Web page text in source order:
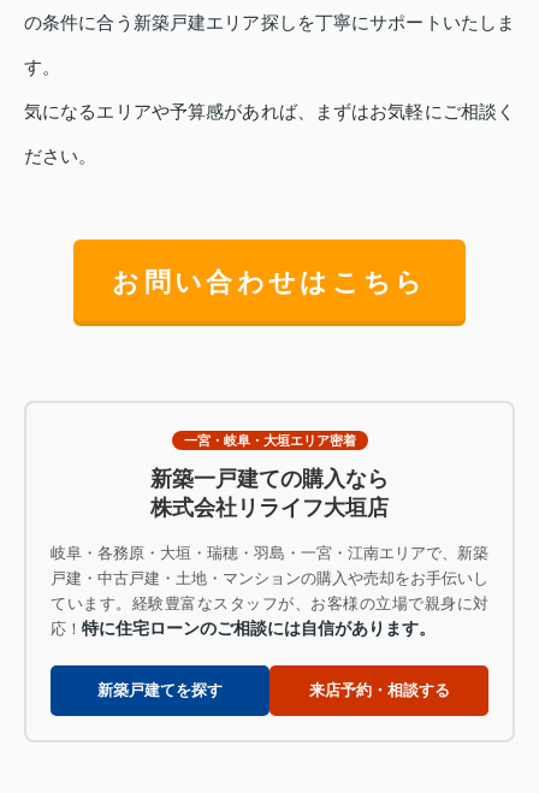
の条件に合う新築戸建エリア探しを丁寧にサポートいたしま
す。
気になるエリアや予算感があれば、まずはお気軽にご相談く
ださい。
お問い合わせはこちら
一宮・岐阜・大垣エリア密着
新築一戸建ての購入なら
株式会社リライフ大垣店
岐阜・各務原・大垣・瑞穂・羽島・一宮・江南エリアで、新築
戸建・中古戸建・土地・マンションの購入や売却をお手伝いし
ています。経験豊富なスタッフが、お客様の立場で親身に対
応！ 特に住宅ローンのご相談には自信があります。
新築戸建てを探す 来店予約・相談する